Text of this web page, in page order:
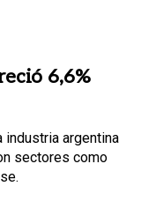
6,6%
industria argentina
sectores como